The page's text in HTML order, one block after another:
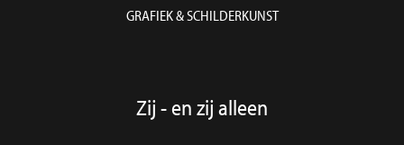
GRAFIEK & SCHILDERKUNST
Zij - en zij alleen